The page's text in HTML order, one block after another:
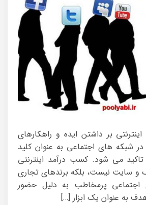
اینترنتی بر داشتن ایده و راهکارهای
شبکه های اجتماعی به عنوان کلید
می شود. کسب درآمد اینترنتی
و سایت نیست، بلکه برندهای تجاری
اجتماعی پرمخاطب به دلیل حضور
به عنوان یک ابزار […]